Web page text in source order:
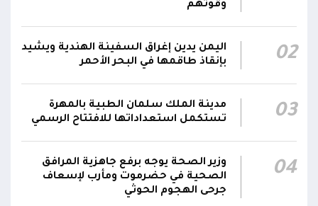
وثبات المقاتلين في مواقعهم
00:26
الفريق أول ركن طارق صالح يعزي في اتصالين
هاتفيين قائدي الفرقتين الأولى والثالثة طوارئ في
استشهاد عدد من الأبطال بالهجوم الحوثي الغادر
اللجنة الأمنية بحضرموت تدين هجوم مليشيا
الحوثي على القوات المسلحة وتؤكد استمرار
والاستقرار
جدد #المكتب_السياسي تمسكه بمواصلة النضال
وقوتهم
02
اليمن يدين إغراق السفينة الهندية ويشيد
بإنقاذ طاقمها في البحر الأحمر
03
مدينة الملك سلمان الطبية بالمهرة
تستكمل استعداداتها للافتتاح الرسمي
04
وزير الصحة يوجه برفع جاهزية المرافق
الصحية في حضرموت ومأرب لإسعاف
جرحى الهجوم الحوثي